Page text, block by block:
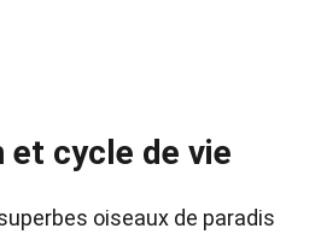
et cycle de vie
oiseaux de paradis